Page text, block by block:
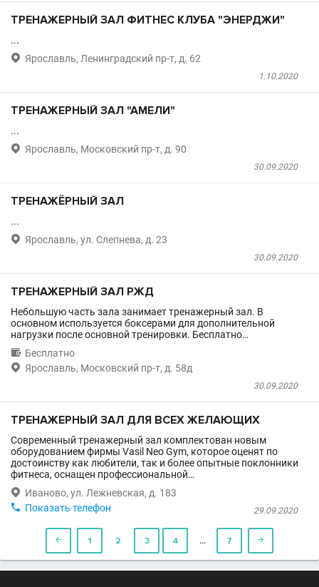
ТРЕНАЖЕРНЫЙ ЗАЛ ФИТНЕС КЛУБА "ЭНЕРДЖИ"
...
 Ярославль, Ленинградский пр-т, д. 62
1.10.2020
ТРЕНАЖЕРНЫЙ ЗАЛ "АМЕЛИ"
...
 Ярославль, Московский пр-т, д. 90
30.09.2020
ТРЕНАЖЁРНЫЙ ЗАЛ
...
 Ярославль, ул. Слепнева, д. 23
30.09.2020
ТРЕНАЖЕРНЫЙ ЗАЛ РЖД
Небольшую часть зала занимает тренажерный зал. В
основном используется боксерами для дополнительной
нагрузки после основной тренировки. Бесплатно…
 Бесплатно
 Ярославль, Московский пр-т, д. 58д
30.09.2020
ТРЕНАЖЕРНЫЙ ЗАЛ ДЛЯ ВСЕХ ЖЕЛАЮЩИХ
Современный тренажерный зал комплектован новым
оборудованием фирмы Vasil Neo Gym, которое оценят по
достоинству как любители, так и более опытные поклонники
фитнеса, оснащен профессиональной…
 Иваново, ул. Лежневская, д. 183
29.09.2020
 Показать телефон
 1 2 3 4 … 7 